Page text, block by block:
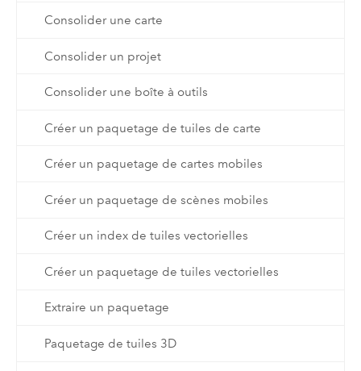
Consolider une carte
Consolider un projet
Consolider une boîte à outils
Créer un paquetage de tuiles de carte
Créer un paquetage de cartes mobiles
Créer un paquetage de scènes mobiles
Créer un index de tuiles vectorielles
Créer un paquetage de tuiles vectorielles
Extraire un paquetage
Paquetage de tuiles 3D